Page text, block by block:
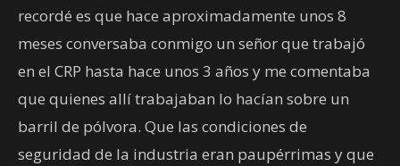
recordé es que hace aproximadamente unos 8
meses conversaba conmigo un señor que trabajó
en el CRP hasta hace unos 3 años y me comentaba
que quienes allí trabajaban lo hacían sobre un
barril de pólvora. Que las condiciones de
seguridad de la industria eran paupérrimas y que